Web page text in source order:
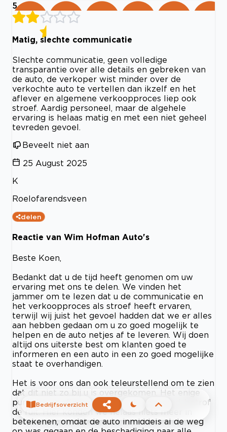
5
Matig, slechte communicatie
Slechte communicatie, geen volledige
transparantie over alle details en gebreken van
de auto, de verkoper wist minder over de
verkochte auto te vertellen dan ikzelf en het
aflever en algemene verkoopproces liep ook
stroef. Aardig personeel, maar de algehele
ervaring is helaas matig en met een niet geheel
tevreden gevoel.
Beveelt niet aan
25 August 2025
K
Roelofarendsveen
delen
Reactie van Wim Hofman Auto's
Beste Koen,
Bedankt dat u de tijd heeft genomen om uw
ervaring met ons te delen. We vinden het
jammer om te lezen dat u de communicatie en
het verkoopproces als stroef heeft ervaren,
terwijl wij juist het gevoel hadden dat we er alles
aan hebben gedaan om u zo goed mogelijk te
helpen en de auto netjes af te leveren. Wij doen
altijd ons uiterste best om klanten goed te
informeren en een auto in een zo goed mogelijke
staat te overhandigen.
Het is voor ons dan ook teleurstellend om te zien
dat dit niet zo bij u is overgekomen. Het enige
punt dat na aflevering door u is genoemd, betrof
de ruit. Hier konden we helaas niets meer in
betekenen, omdat de auto inmiddels al de weg
Bedrijfsoverzicht